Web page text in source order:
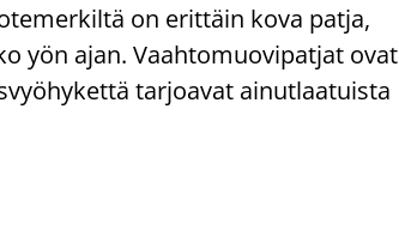
on erittäin kova patja,
yön ajan. Vaahtomuovipatjat ovat
tarjoavat ainutlaatuista